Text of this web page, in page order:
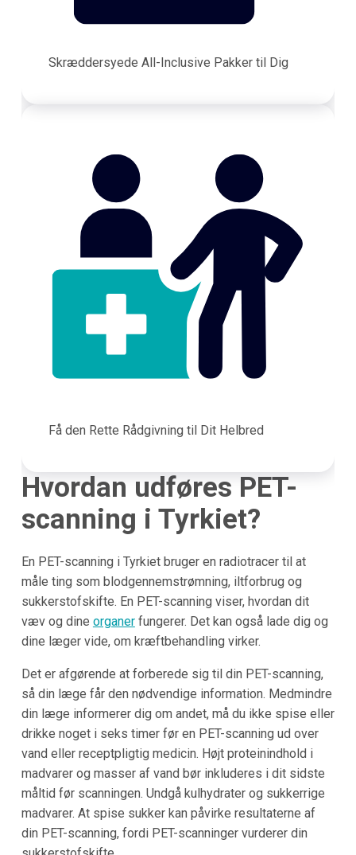
Skræddersyede All-Inclusive Pakker til Dig
Få den Rette Rådgivning til Dit Helbred
Hvordan udføres PET-
scanning i Tyrkiet?
En PET-scanning i Tyrkiet bruger en radiotracer til at
måle ting som blodgennemstrømning, iltforbrug og
sukkerstofskifte. En PET-scanning viser, hvordan dit
væv og dine organerfungerer. Det kan også lade dig og
dine læger vide, om kræftbehandling virker.
Det er afgørende at forberede sig til din PET-scanning,
så din læge får den nødvendige information. Medmindre
din læge informerer dig om andet, må du ikke spise eller
drikke noget i seks timer før en PET-scanning ud over
vand eller receptpligtig medicin. Højt proteinindhold i
madvarer og masser af vand bør inkluderes i dit sidste
måltid før scanningen. Undgå kulhydrater og sukkerrige
madvarer. At spise sukker kan påvirke resultaterne af
din PET-scanning, fordi PET-scanninger vurderer din